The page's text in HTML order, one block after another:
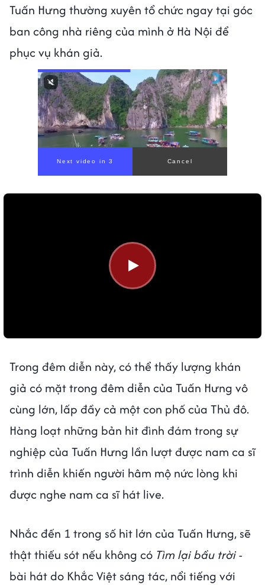
Tuấn Hưng thường xuyên tổ chức ngay tại góc
ban công nhà riêng của mình ở Hà Nội để
phục vụ khán giả.
Trong đêm diễn này, có thể thấy lượng khán
giả có mặt trong đêm diễn của Tuấn Hưng vô
cùng lớn, lấp đầy cả một con phố của Thủ đô.
Hàng loạt những bản hit đình đám trong sự
nghiệp của Tuấn Hưng lần lượt được nam ca sĩ
trình diễn khiến người hâm mộ nức lòng khi
được nghe nam ca sĩ hát live.
Nhắc đến 1 trong số hit lớn của Tuấn Hưng, sẽ
thật thiếu sót nếu không có Tìm lại bầu trời-
bài hát do Khắc Việt sáng tác, nổi tiếng với